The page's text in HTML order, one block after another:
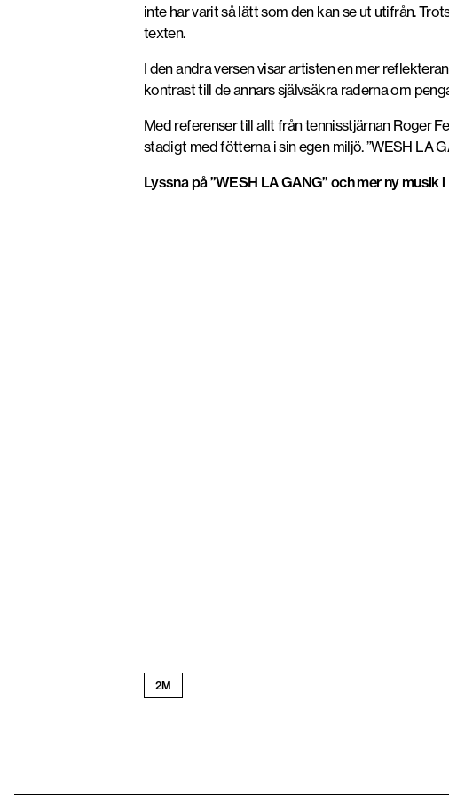
inte har varit så lätt som den kan se ut utifrån.
texten.
I den andra versen visar artisten en mer
kontrast till de annars självsäkra raderna om
Med referenser till allt från tennisstjärnan Roger
stadigt med fötterna i sin egen miljö. ”WESH LA
Lyssna på ”WESH LA GANG” och mer ny musik
2M